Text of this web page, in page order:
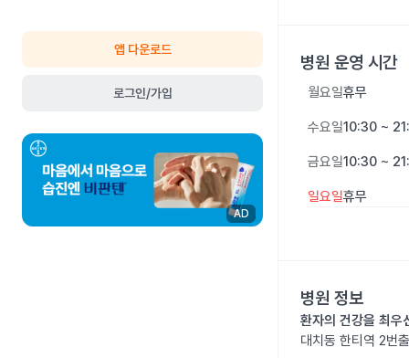
앱 다운로드
로그인/가입
AD
병원 운영 시간
월요일휴무
수요일10:30 ~
금요일10:30 ~
일요일휴무
병원 정보
환자의 건강을 최우
대치동 한티역 2번